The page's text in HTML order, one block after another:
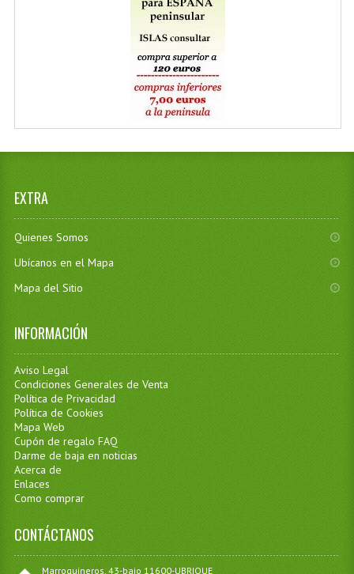
EXTRA
Quienes Somos
Ubícanos en el Mapa
Mapa del Sitio
INFORMACIÓN
Aviso Legal
Condiciones Generales de Venta
Política de Privacidad
Política de Cookies
Mapa Web
Cupón de regalo FAQ
Darme de baja en noticias
Acerca de
Enlaces
Como comprar
CONTÁCTANOS
Marroquineros, 43-bajo 11600-UBRIQUE